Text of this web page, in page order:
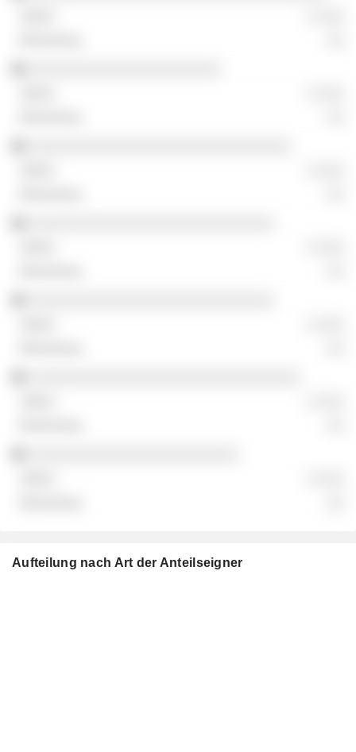
Aufteilung nach Art der Anteilseigner